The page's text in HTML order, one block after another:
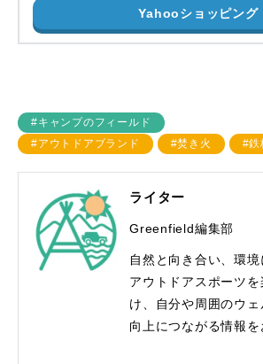
Yahooショッピング
#キャンプのフィールド
#アウトドアブランド
#焚き火 #鉄
ライター
Greenfield編集部
自然と向き合い、環
アウトドアスポーツ
け、自分や周囲のウ
向上につながる情報を